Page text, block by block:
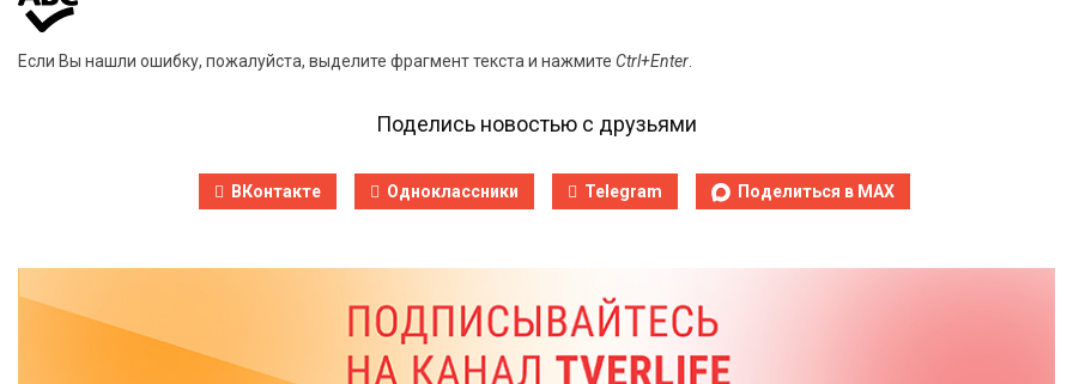
Если Вы нашли ошибку, пожалуйста, выделите фрагмент текста и нажмите Ctrl+Enter
Поделись новостью с друзьями
ВКонтакте Одноклассники Telegram Поделиться в MAX